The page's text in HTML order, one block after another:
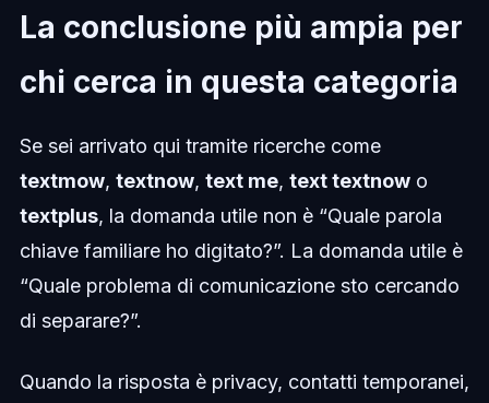
La conclusione più ampia per
chi cerca in questa categoria
Se sei arrivato qui tramite ricerche come
textmow, textnow, text me, text textnowo
textplus, la domanda utile non è “Quale parola
chiave familiare ho digitato?”. La domanda utile è
“Quale problema di comunicazione sto cercando
di separare?”.
Quando la risposta è privacy, contatti temporanei,